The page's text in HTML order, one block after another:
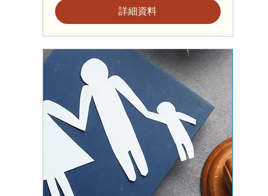
詳細資料